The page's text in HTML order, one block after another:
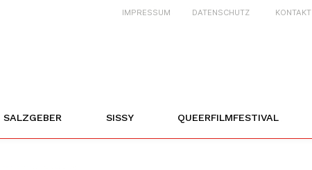
IMPRESSUM DATENSCHUTZ KONTAKT
SALZGEBER SISSY QUEERFILMFESTIVAL